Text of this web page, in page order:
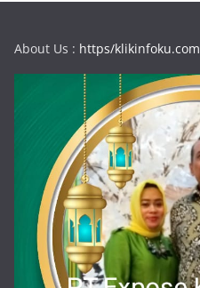
About Us : https/klikinfoku.com